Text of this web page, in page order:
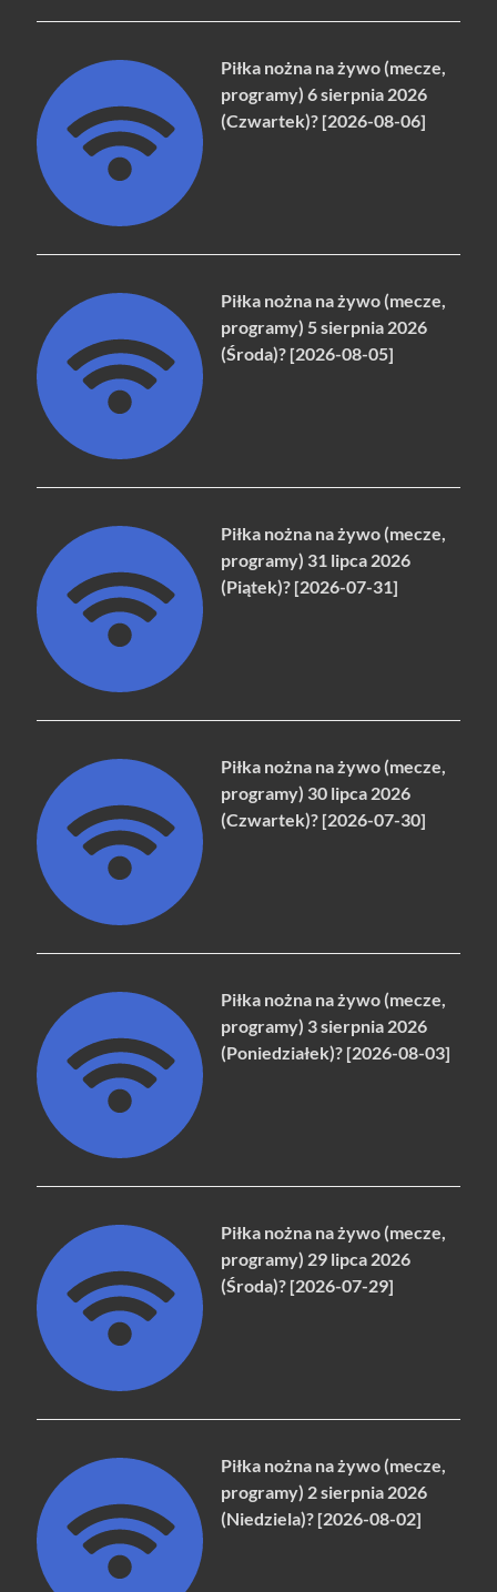
Piłka nożna na żywo (mecze,
programy) 6 sierpnia 2026
(Czwartek)? [2026-08-06]
Piłka nożna na żywo (mecze,
programy) 5 sierpnia 2026
(Środa)? [2026-08-05]
Piłka nożna na żywo (mecze,
programy) 31 lipca 2026
(Piątek)? [2026-07-31]
Piłka nożna na żywo (mecze,
programy) 30 lipca 2026
(Czwartek)? [2026-07-30]
Piłka nożna na żywo (mecze,
programy) 3 sierpnia 2026
(Poniedziałek)? [2026-08-03]
Piłka nożna na żywo (mecze,
programy) 29 lipca 2026
(Środa)? [2026-07-29]
Piłka nożna na żywo (mecze,
programy) 2 sierpnia 2026
(Niedziela)? [2026-08-02]